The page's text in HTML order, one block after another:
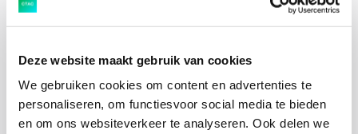
Deze website maakt gebruik van cookies
We gebruiken cookies om content en advertenties te
personaliseren, om functiesvoor social media te bieden
en om ons websiteverkeer te analyseren. Ook delen we
levert diensten op het gebied van business
detachering. Daarnaast heeft Ctac een aantal eigen
producten waaronder de XV Retail Suite bestaande uit
een omnichannel gedreven Point-of-Sale & Loyalty
platform en Fit4Woco, een ERP-oplossing voor de